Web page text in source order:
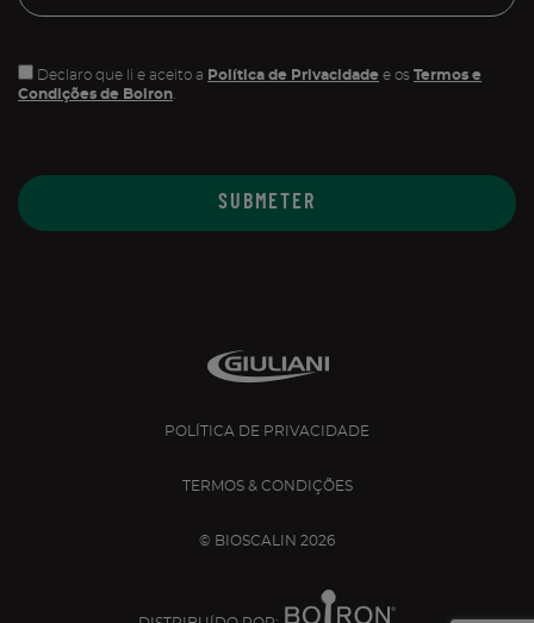
Declaro que li e aceito a Política de Privacidade e os Termos e
Condições de Boiron
POLÍTICA DE PRIVACIDADE
TERMOS & CONDIÇÕES
© BIOSCALIN 2026